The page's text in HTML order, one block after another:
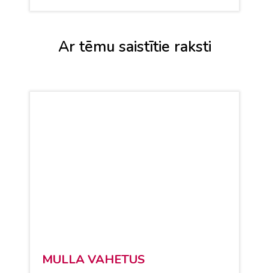
Ar tēmu saistītie raksti
MUL­LA VA­HE­TUS